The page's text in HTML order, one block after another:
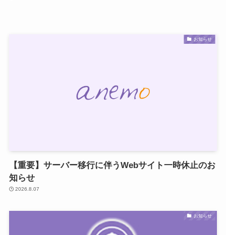
お知らせ
【重要】サーバー移行に伴うWebサイト一時休止のお
知らせ
2026.8.07
お知らせ